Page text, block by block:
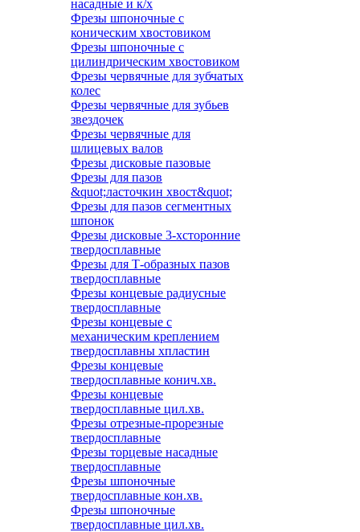
насадные и к/х
Фрезы шпоночные с
коническим хвостовиком
Фрезы шпоночные с
цилиндрическим хвостовиком
Фрезы червячные для зубчатых
колес
Фрезы червячные для зубьев
звездочек
Фрезы червячные для
шлицевых валов
Фрезы дисковые пазовые
Фрезы для пазов
&quot;ласточкин хвост&quot;
Фрезы для пазов сегментных
шпонок
Фрезы дисковые 3-хсторонние
твердосплавные
Фрезы для Т-образных пазов
твердосплавные
Фрезы концевые радиусные
твердосплавные
Фрезы концевые с
механическим креплением
твердосплавны хпластин
Фрезы концевые
твердосплавные конич.хв.
Фрезы концевые
твердосплавные цил.хв.
Фрезы отрезные-прорезные
твердосплавные
Фрезы торцевые насадные
твердосплавные
Фрезы шпоночные
твердосплавные кон.хв.
Фрезы шпоночные
твердосплавные цил.хв.